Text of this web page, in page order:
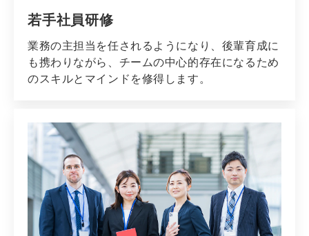
若手社員研修
業務の主担当を任されるようになり、後輩育成に
も携わりながら、チームの中心的存在になるため
のスキルとマインドを修得します。